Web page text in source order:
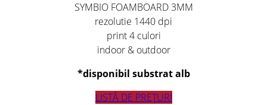
SYMBIO FOAMBOARD 3MM
rezolutie 1440 dpi
print 4 culori
indoor & outdoor
*disponibil substrat alb
LISTĂ DE PREȚURI